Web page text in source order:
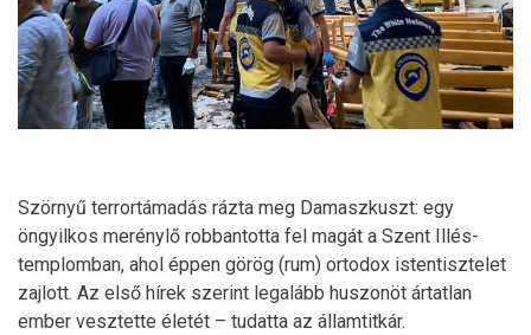
Szörnyű terrortámadás rázta meg Damaszkuszt: egy
öngyilkos merénylő robbantotta fel magát a Szent Illés-
templomban, ahol éppen görög (rum) ortodox istentisztelet
zajlott. Az első hírek szerint legalább huszonöt ártatlan
ember vesztette életét – tudatta az államtitkár.